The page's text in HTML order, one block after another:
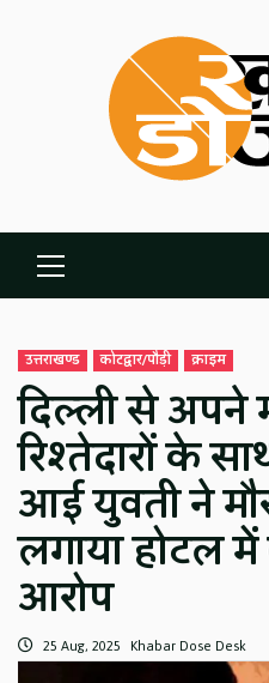
Primary
Menu
उत्तराखण्ड कोटद्वार/पौड़ी क्राइम
दिल्ली से
रिश्तेदारों के
आई युवती ने
लगाया होटल
आरोप
25 Aug, 2025 Khabar Dose Desk